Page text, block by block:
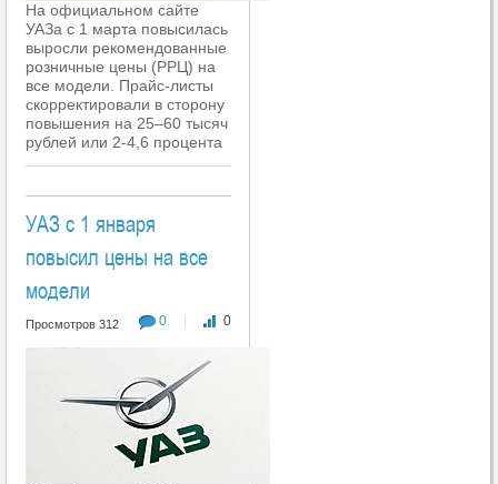
На официальном сайте
УАЗа с 1 марта повысилась
выросли рекомендованные
розничные цены (РРЦ) на
все модели. Прайс-листы
скорректировали в сторону
повышения на 25–60 тысяч
рублей или 2-4,6 процента
УАЗ с 1 января
повысил цены на все
модели
0 | 0
Просмотров 312